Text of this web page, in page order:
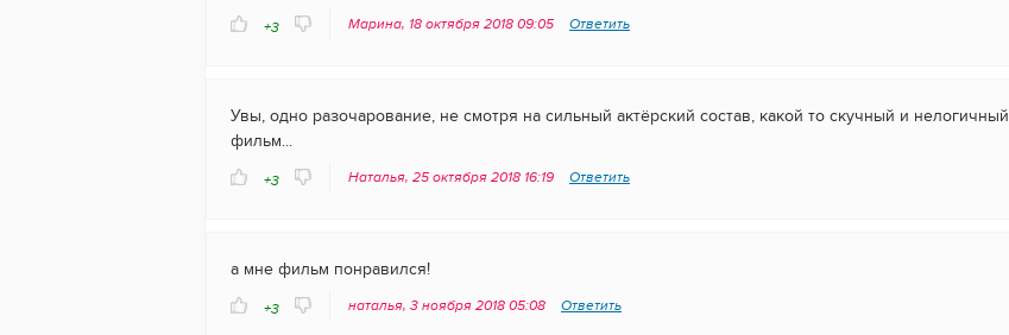
+3 Марина, 18 октября 2018 09:05 Ответить
Увы, одно разочарование, не смотря на сильный актёрский состав, какой то скучный и нелогичный
фильм...
+3 Наталья, 25 октября 2018 16:19 Ответить
а мне фильм понравился!
+3 наталья, 3 ноября 2018 05:08 Ответить